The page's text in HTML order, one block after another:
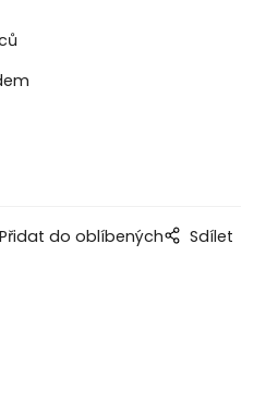
Přidat do oblíbených Sdílet